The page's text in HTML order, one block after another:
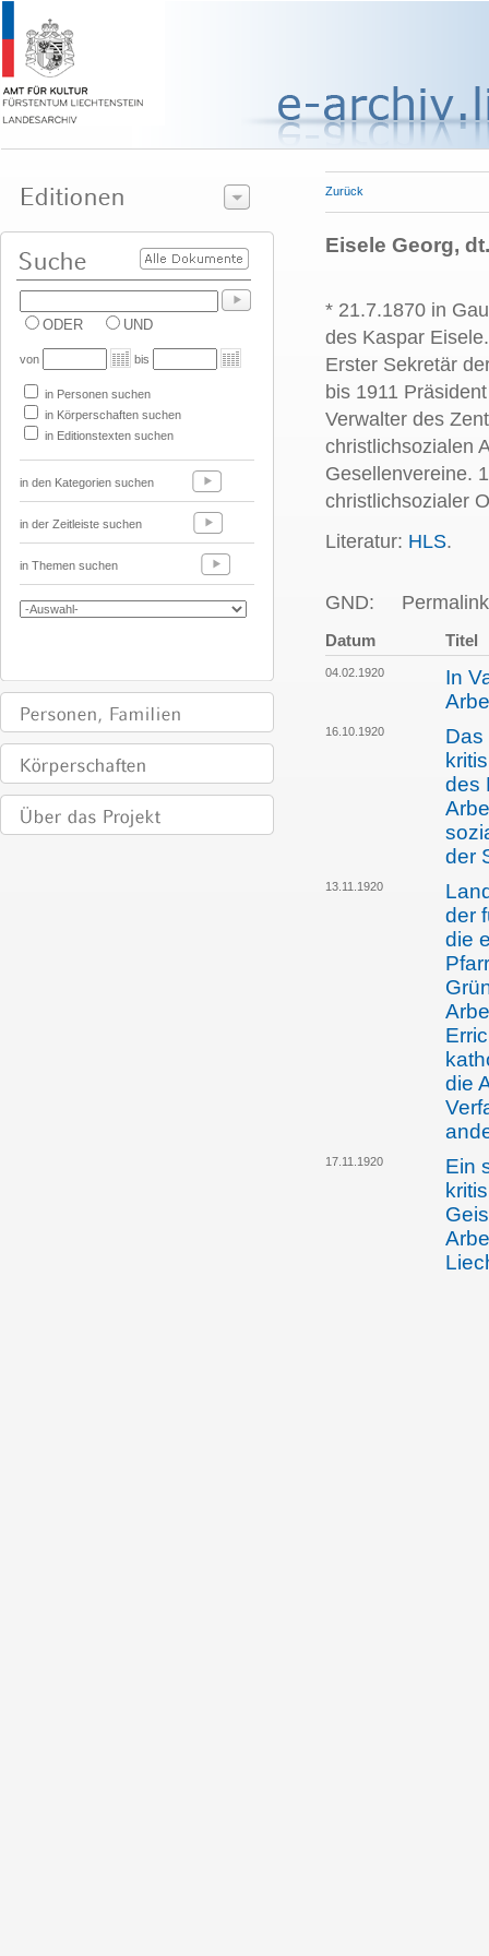
ODER UND
von bis
in Personen suchen
in Körperschaften suchen
in Editionstexten suchen
in den Kategorien suchen
in der Zeitleiste suchen
in Themen suchen
Zurück
Eisele Georg,
* 21.7.1870 in
des Kaspar
Erster Sekretär
bis 1911
Verwalter des
christlichsozialen
Gesellenvereine.
christlichsozialer
Literatur: HLS.
GND:
Datum Titel
04.02.1920
In
16.10.1920
Das
des
der
13.11.1920
der
die
die
17.11.1920
Ein